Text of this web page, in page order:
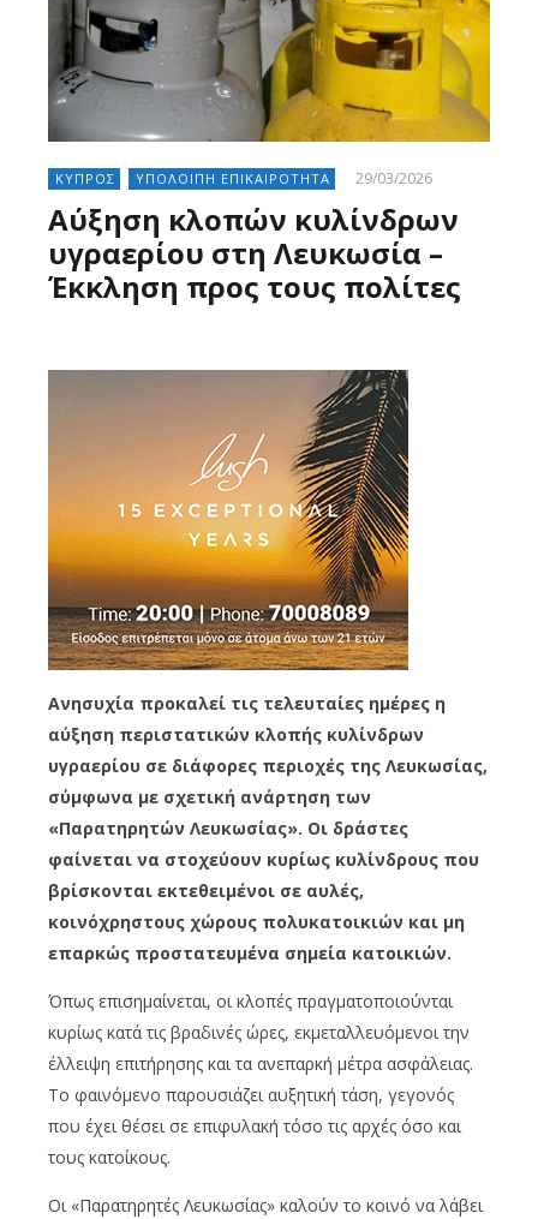
ΚΥΠΡΟΣ ΥΠΟΛΟΙΠΗ ΕΠΙΚΑΙΡΟΤΗΤΑ 29/03/2026
Αύξηση κλοπών κυλίνδρων
υγραερίου στη Λευκωσία –
Έκκληση προς τους πολίτες
Ανησυχία προκαλεί τις τελευταίες ημέρες η
αύξηση περιστατικών κλοπής κυλίνδρων
υγραερίου σε διάφορες περιοχές της Λευκωσίας,
σύμφωνα με σχετική ανάρτηση των
«Παρατηρητών Λευκωσίας». Οι δράστες
φαίνεται να στοχεύουν κυρίως κυλίνδρους που
βρίσκονται εκτεθειμένοι σε αυλές,
κοινόχρηστους χώρους πολυκατοικιών και μη
επαρκώς προστατευμένα σημεία κατοικιών.
Όπως επισημαίνεται, οι κλοπές πραγματοποιούνται
κυρίως κατά τις βραδινές ώρες, εκμεταλλευόμενοι την
έλλειψη επιτήρησης και τα ανεπαρκή μέτρα ασφάλειας.
Το φαινόμενο παρουσιάζει αυξητική τάση, γεγονός
που έχει θέσει σε επιφυλακή τόσο τις αρχές όσο και
τους κατοίκους.
Οι «Παρατηρητές Λευκωσίας» καλούν το κοινό να λάβει